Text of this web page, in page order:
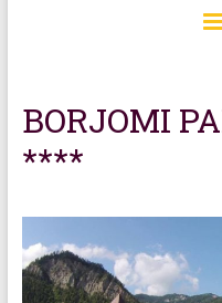
BORJOMI
****